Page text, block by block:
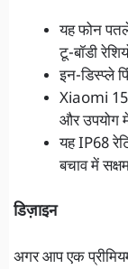
यह फोन
टू-बॉडी
इन-डिस्प्ले
Xiaomi 15
और उपयोग
यह IP68
बचाव में
डिज़ाइन
अगर आप एक